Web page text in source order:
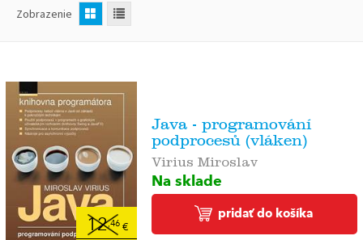
Zobrazenie
12,46€
Java - programování
podprocesů (vláken)
Virius Miroslav
Na sklade
pridať do košíka